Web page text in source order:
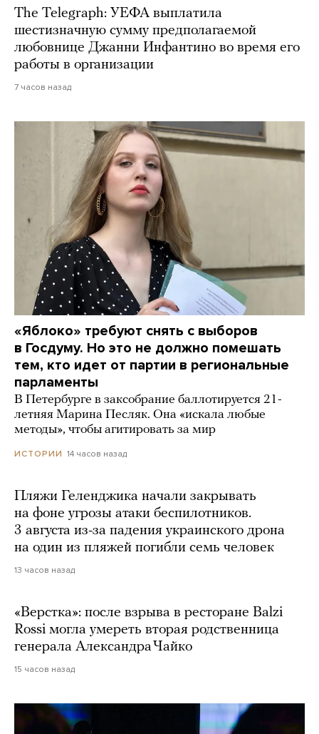
The Telegraph: УЕФА выплатила
шестизначную сумму предполагаемой
любовнице Джанни Инфантино во время его
работы в организации
7 часов назад
«Яблоко» требуют снять с выборов
в Госдуму. Но это не должно помешать
тем, кто идет от партии в региональные
парламенты
В Петербурге в заксобрание баллотируется 21-
летняя Марина Песляк. Она «искала любые
методы», чтобы агитировать за мир
ИСТОРИИ 14 часов назад
Пляжи Геленджика начали закрывать
на фоне угрозы атаки беспилотников.
3 августа из-за падения украинского дрона
на один из пляжей погибли семь человек
13 часов назад
«Верстка»: после взрыва в ресторане Balzi
Rossi могла умереть вторая родственница
генерала Александра Чайко
15 часов назад